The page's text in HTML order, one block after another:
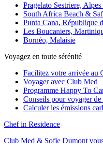
Pragelato Sestriere,
South Africa Beach &
Punta Cana, République
Les Boucaniers,
Bornéo, Malaisie
Voyagez en toute sérénité
Facilitez votre arrivée au
Voyager avec Club Med
Programme Happy To
Conseils pour voyager
Calculer les émissions
Chef in Residence
Club Med & Sofie Dumont